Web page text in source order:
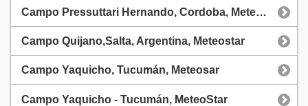
Campo Pressuttari Hernando, Cordoba, MeteoStar
Campo Quijano,Salta, Argentina, Meteostar
Campo Yaquicho, Tucumán, Meteosar
Campo Yaquicho - Tucumán, MeteoStar